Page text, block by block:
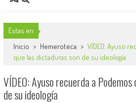
Estas en
Inicio > Hemeroteca > VÍDEO: Ayuso
que las dictaduras son de su ideología
VÍDEO: Ayuso recuerda a
de su ideología